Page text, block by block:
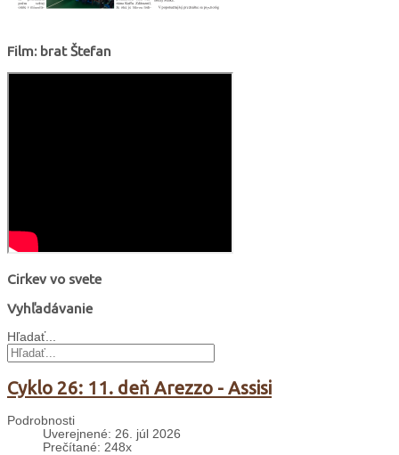
Film: brat Štefan
Cirkev vo svete
Vyhľadávanie
Hľadať...
Cyklo 26: 11. deň Arezzo - Assisi
Podrobnosti
Uverejnené: 26. júl 2026
Prečítané: 248x